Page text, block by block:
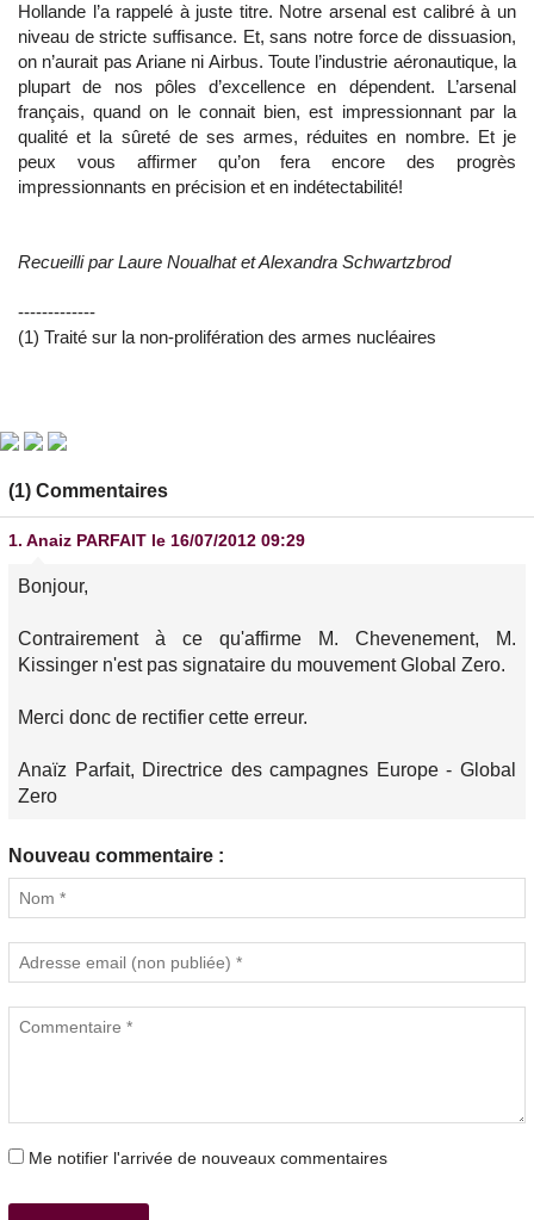
Hollande l’a rappelé à juste titre. Notre arsenal est calibré à un
niveau de stricte suffisance. Et, sans notre force de dissuasion,
on n’aurait pas Ariane ni Airbus. Toute l’industrie aéronautique, la
plupart de nos pôles d’excellence en dépendent. L’arsenal
français, quand on le connait bien, est impressionnant par la
qualité et la sûreté de ses armes, réduites en nombre. Et je
peux vous affirmer qu’on fera encore des progrès
impressionnants en précision et en indétectabilité!
Recueilli par Laure Noualhat et Alexandra Schwartzbrod
-------------
(1) Traité sur la non-prolifération des armes nucléaires
(1) Commentaires
1. Anaiz PARFAIT le 16/07/2012 09:29
Bonjour,
Contrairement à ce qu'affirme M. Chevenement, M.
Kissinger n'est pas signataire du mouvement Global Zero.
Merci donc de rectifier cette erreur.
Anaïz Parfait, Directrice des campagnes Europe - Global
Zero
Nouveau commentaire :
Me notifier l'arrivée de nouveaux commentaires